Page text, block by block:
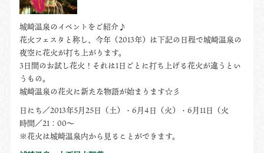
城崎温泉のイベントをご紹介♪
花火フェスタと称し、今年（2013年）は下記の日程で城崎温泉の
夜空に花火が打ち上がります。
3日間のお試し花火！それは1日ごとに打ち上げる花火が違うとい
うもの。
城崎温泉の花火に新たな物語が始まります☆彡
日にち／2013年5月25日（土）・6月4日（火）・6月11日（火
時間／21：00～
※花火は城崎温泉内から見ることができます。